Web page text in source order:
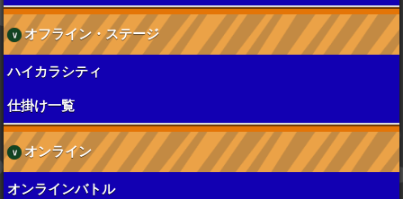
オフライン・ステージ
ハイカラシティ
仕掛け一覧
オンライン
オンラインバトル